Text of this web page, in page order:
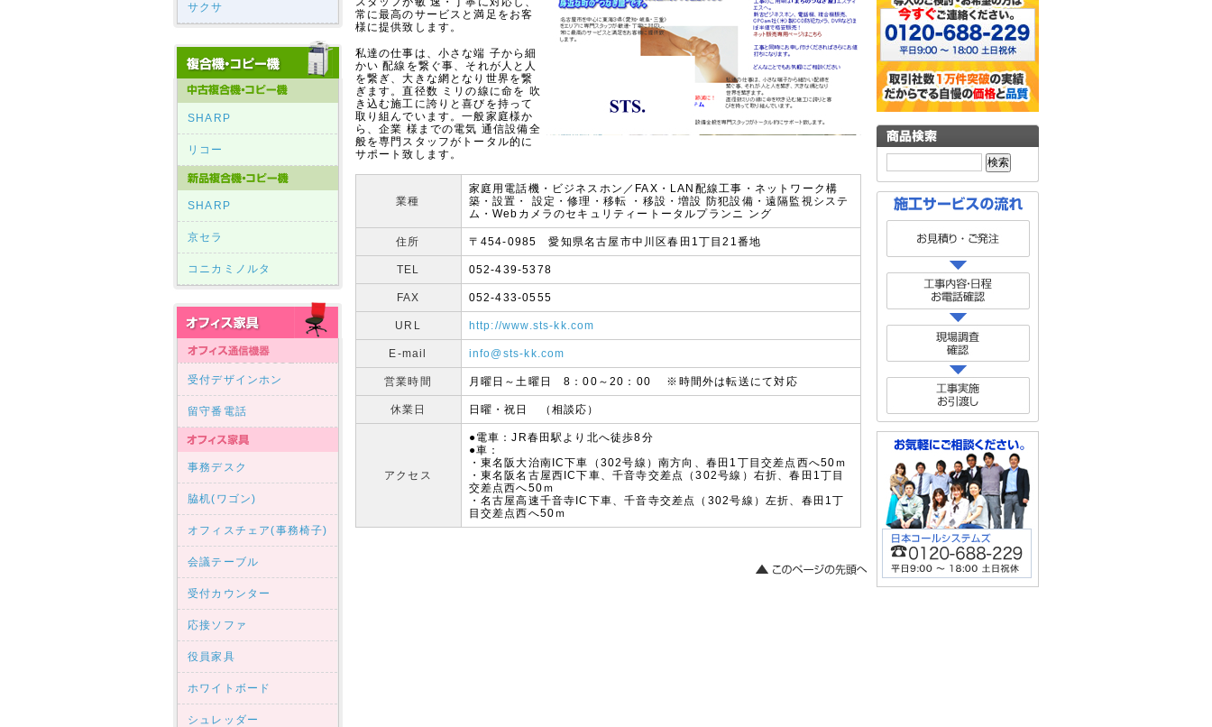
サクサ
SHARP
リコー
SHARP
京セラ
コニカミノルタ
受付デザインホン
留守番電話
事務デスク
脇机(ワゴン)
オフィスチェア(事務椅子)
会議テーブル
受付カウンター
応接ソファ
役員家具
ホワイトボード
シュレッダー
常に最高のサービスと満足をお客
様に提供致します。
私達の仕事は、小さな端 子から細
かい 配線を繋ぐ事、それが人と人
を繋ぎ、大きな網となり世界を繋
ぎます。直径数 ミリの線に命を 吹
き込む施工に誇りと喜びを持って
取り組んでいます。一般家庭様か
ら、企業 様までの電気 通信設備全
般を専門スタッフがトータル的に
サポート致します。
業種
家庭用電話機・ビジネスホン／FAX・LAN配線工事・ネットワーク構
築・設置・ 設定・修理・移転 ・移設・増設 防犯設備・遠隔監視システ
ム・Webカメラのセキュリティートータルプランニ ング
住所 〒454-0985 愛知県名古屋市中川区春田1丁目21番地
TEL 052-439-5378
FAX 052-433-0555
URL http://www.sts-kk.com
E-mail info@sts-kk.com
営業時間 月曜日～土曜日 8：00～20：00 ※時間外は転送にて対応
休業日 日曜・祝日 （相談応）
アクセス
●電車：JR春田駅より北へ徒歩8分
●車：
・東名阪大治南IC下車（302号線）南方向、春田1丁目交差点西へ50ｍ
・東名阪名古屋西IC下車、千音寺交差点（302号線）右折、春田1丁目
交差点西へ50ｍ
・名古屋高速千音寺IC下車、千音寺交差点（302号線）左折、春田1丁
目交差点西へ50ｍ